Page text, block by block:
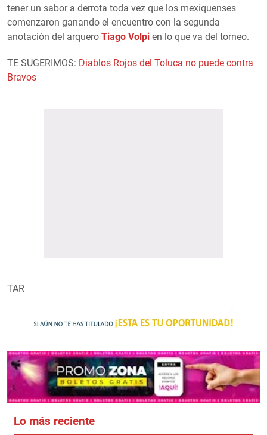
tener un sabor a derrota toda vez que los mexiquenses
comenzaron ganando el encuentro con la segunda
anotación del arquero Tiago Volpi en lo que va del torneo.
TE SUGERIMOS: Diablos Rojos del Toluca no puede contra
Bravos
TAR
Lo más reciente